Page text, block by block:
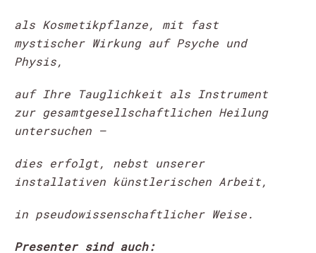
als Kosmetikpflanze, mit fast
mystischer Wirkung auf Psyche und
Physis,
auf Ihre Tauglichkeit als Instrument
zur gesamtgesellschaftlichen Heilung
untersuchen –
dies erfolgt, nebst unserer
installativen künstlerischen Arbeit,
in pseudowissenschaftlicher Weise.
Presenter sind auch: